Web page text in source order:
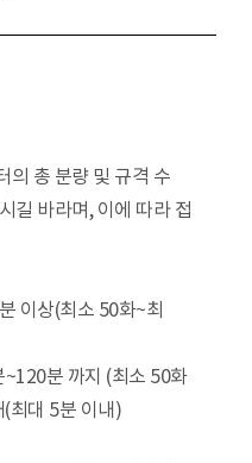
의 총 분량 및 규격 수
길 바라며, 이에 따라 접
이상(최소 50화~최
분 까지 (최소 50화
최대 5분 이내)